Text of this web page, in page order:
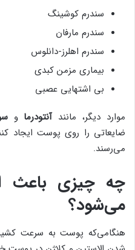
سندرم کوشینگ
سندرم مارفان
سندرم اهلرز-دانلوس
بیماری مزمن کبدی
بی اشتهایی عصبی
موارد دیگر، مانندآنتودرما و
ضایعاتی را روی پوست ایجاد
می‌رسند.
چه چیزی باعث
می‌شود؟
هنگامی‌که پوست به سرعت